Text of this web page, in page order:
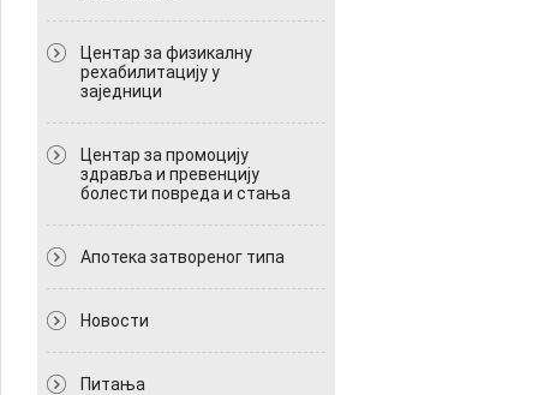
Центар за физикалну
рехабилитацију у
заједници
Центар за промоцију
здравља и превенцију
болести повреда и стања
Апотека затвореног типа
Новости
Питања